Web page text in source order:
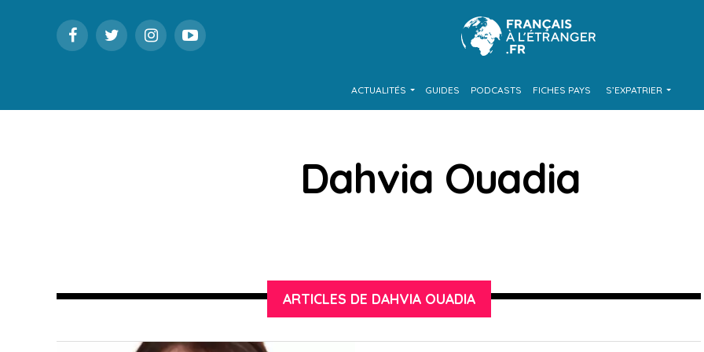
ACTUALITÉS GUIDES PODCASTS FICHES PAYS S’EXPATRIER
Dahvia Ouadia
ARTICLES DE DAHVIA OUADIA